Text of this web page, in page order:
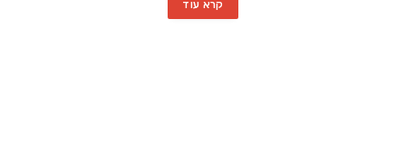
קרא עוד